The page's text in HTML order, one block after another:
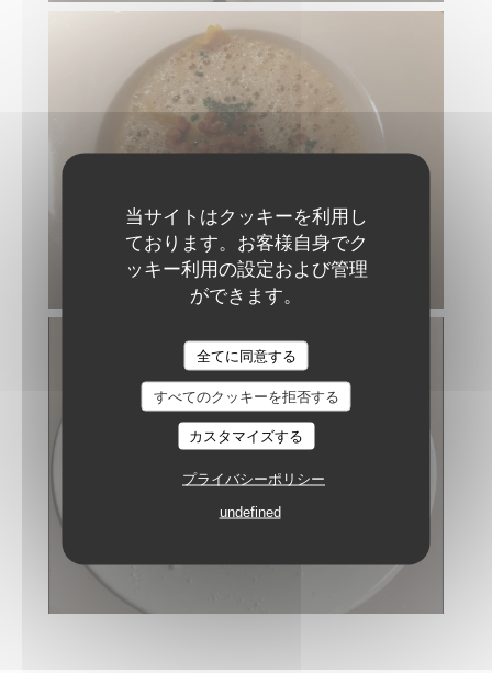
当サイトはクッキーを利用し
ております。お客様自身でク
ッキー利用の設定および管理
ができます。
全てに同意する
すべてのクッキーを拒否する
カスタマイズする
プライバシーポリシー
undefined
Carré Royal